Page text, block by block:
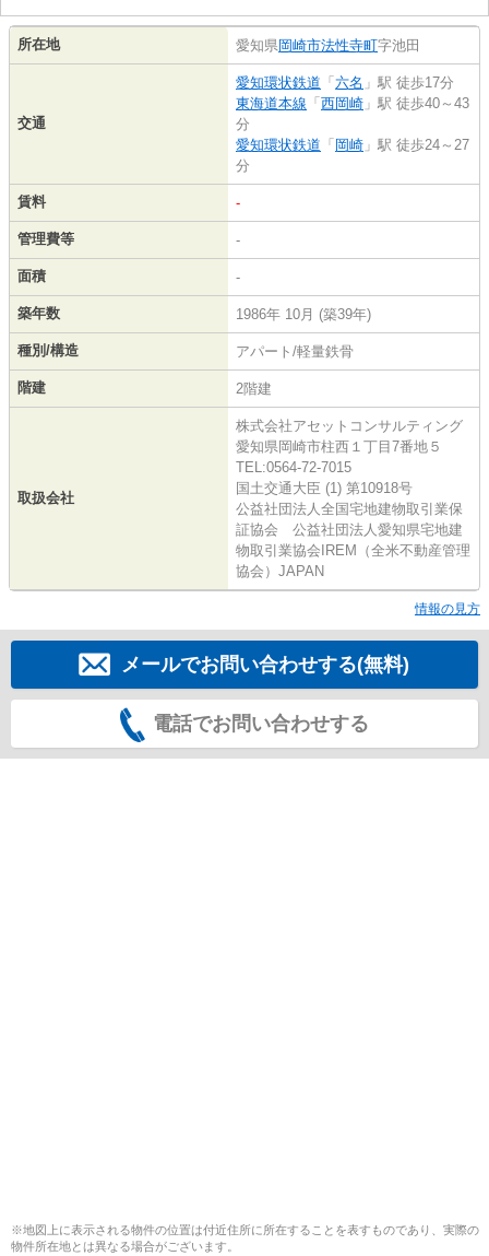
所在地 愛知県岡崎市法性寺町字池田
交通
愛知環状鉄道 「 六名 」駅 徒歩17分
東海道本線 「 西岡崎 」駅 徒歩40～43
分
愛知環状鉄道 「 岡崎 」駅 徒歩24～27
分
賃料 -
管理費等 -
面積 -
築年数 1986年 10月 (築39年)
種別/構造 アパート/軽量鉄骨
階建 2階建
取扱会社
株式会社アセットコンサルティング
愛知県岡崎市柱西１丁目7番地５
TEL:0564-72-7015
国土交通大臣 (1) 第10918号
公益社団法人全国宅地建物取引業保
証協会 公益社団法人愛知県宅地建
物取引業協会IREM（全米不動産管理
協会）JAPAN
情報の見方
メールでお問い合わせする(無料)
電話でお問い合わせする
※地図上に表示される物件の位置は付近住所に所在することを表すものであり、実際の
物件所在地とは異なる場合がございます。